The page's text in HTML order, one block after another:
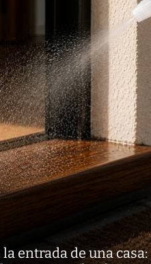
entrada de una casa: